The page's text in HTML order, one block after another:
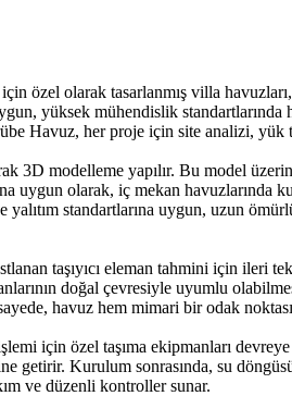
özel olarak tasarlanmış villa
yüksek mühendislik standartlarında
Havuz, her proje için site analizi,
3D modelleme yapılır. Bu model
uygun olarak, iç mekan
standartlarına uygun, uzun
taşıyıcı eleman tahmini için
doğal çevresiyle uyumlu
havuz hem mimari bir odak
için özel taşıma ekipmanları
getirir. Kurulum sonrasında, su
ve düzenli kontroller sunar.